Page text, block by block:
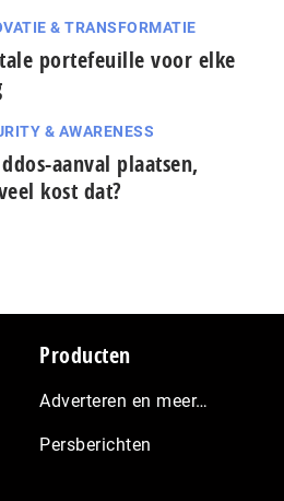
& TRANSFORMATIE
portefeuille voor elke
& AWARENESS
aanval plaatsen,
kost dat?
Producten
Adverteren en meer…
Persberichten